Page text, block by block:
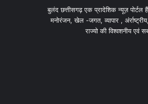
बुलंद छत्तीसगढ़ एक प्रादेशिक न्यूज़ पोर्टल
मनोरंजन, खेल -जगत, व्यापार ,
राज्यो की विश्वशनीय एवं